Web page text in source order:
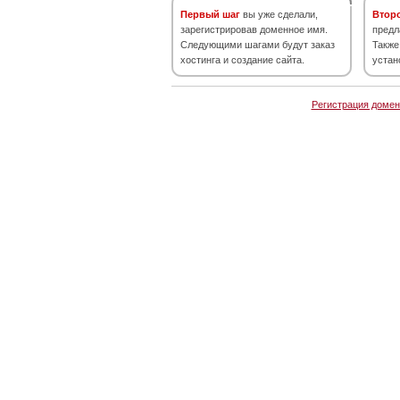
Первый шаг вы уже сделали,
зарегистрировав доменное имя.
Следующими шагами будут заказ
хостинга и создание сайта.
Регистрация